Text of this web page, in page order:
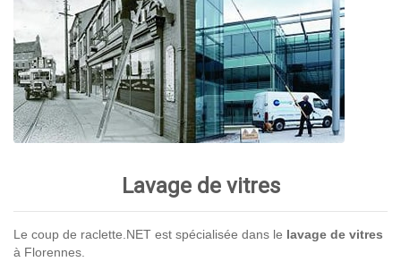
Lavage de vitres
Le coup de raclette.NET est spécialisée dans le lavage de vitres
à Florennes.